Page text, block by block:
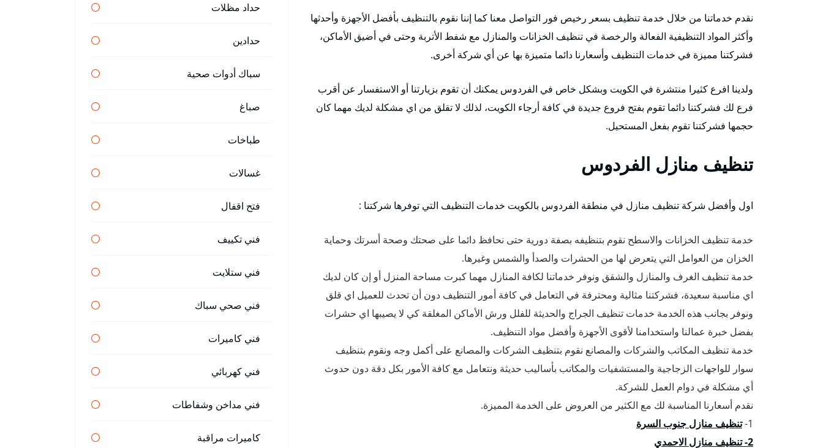
نقدم خدماتنا من خلال خدمة تنظيف بسعر رخيص فور التواصل معنا كما إننا نقوم بالتنظيف بأفضل الأجهزة وأحدثها
وأكثر المواد التنظيفية الفعالة والرخصة في تنظيف الخزانات والمنازل مع شفط الأتربة وحتى في أضيق الأماكن،
فشركتنا مميزة في خدمات التنظيف وأسعارنا دائما متميزة بها عن أي شركة أخرى.
ولدينا افرع كثيرا منتشرة في الكويت وبشكل خاص في الفردوس يمكنك أن تقوم بزيارتنا أو الاستفسار عن أقرب
فرع لك فشركتنا دائما تقوم بفتح فروع جديدة في كافة أرجاء الكويت، لذلك لا تقلق من اي مشكلة لديك مهما كان
حجمها فشركتنا تقوم بفعل المستحيل.
تنظيف منازل الفردوس
اول وأفضل شركة تنظيف منازل في منطقة الفردوس بالكويت خدمات التنظيف التي توفرها شركتنا :
خدمة تنظيف الخزانات والاسطح نقوم بتنظيفه بصفة دورية حتى نحافظ دائما على صحتك وصحة أسرتك وحماية
الخزان من العوامل التي يتعرض لها من الحشرات والصدأ والشمس وغيرها.
خدمة تنظيف الغرف والمنازل والشقق ونوفر خدماتنا لكافة المنازل مهما كبرت مساحة المنزل أو إن كان لديك
اي مناسبة سعيدة، فشركتنا مثالية ومحترفة في التعامل في كافة أمور التنظيف دون أن تحدث للعميل اي قلق
ونوفر بجانب هذه الخدمة خدمات تنظيف الجراج والحديثة للفلل ورش الأماكن المغلقة كي لا يصيبها اي حشرات
بفضل خبرة عمالنا واستخدامنا لأقوى الأجهزة وأفضل مواد التنظيف.
خدمة تنظيف المكاتب والشركات والمصانع نقوم بتنظيف الشركات والمصانع على أكمل وجه ونقوم بتنظيف
سوار للواجهات الزجاجية والمستشفيات والمكاتب بأساليب حديثة ونتعامل مع كافة الأمور بكل دقة دون حدوث
أي مشكلة في دوام العمل للشركة.
نقدم أسعارنا المناسبة لك مع الكثير من العروض على الخدمة المميزة.
1- تنظيف منازل جنوب السرة
2- تنظيف منازل الاحمدي
حداد مظلات
حدادين
سباك أدوات صحية
صباغ
طباخات
غسالات
فتح اقفال
فني تكييف
فني ستلايت
فني صحي سباك
فني كاميرات
فني كهربائي
فني مداخن وشفاطات
كاميرات مراقبة